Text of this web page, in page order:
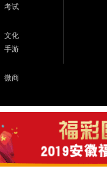
考试
文化
手游
微商